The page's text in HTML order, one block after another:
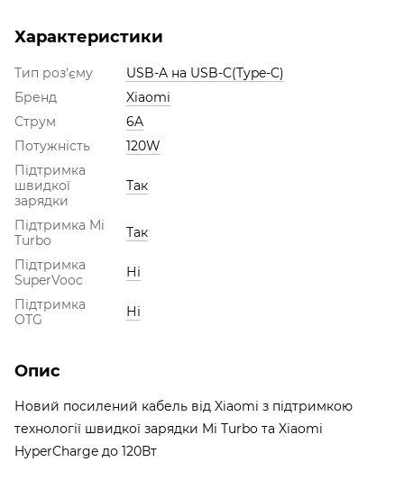
Характеристики
Тип роз'єму
USB-A на USB-C(Type-C)
Бренд
Xiaomi
Струм
6A
Потужність
120W
Підтримка
швидкої
зарядки
Так
Підтримка Mi
Turbo
Так
Підтримка
SuperVooc
Ні
Підтримка
OTG
Ні
Опис
Новий посилений кабель від Xiaomi з підтримкою
технології швидкої зарядки Mi Turbo та Xiaomi
HyperCharge до 120Вт